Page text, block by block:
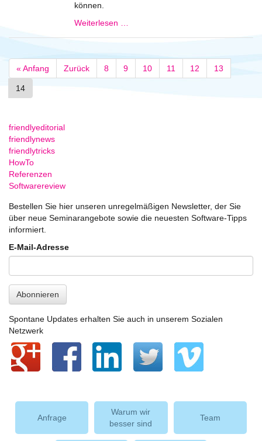
können.
Weiterlesen …
« Anfang Zurück 8 9 10 11 12 13
14
friendlyeditorial
friendlynews
friendlytricks
HowTo
Referenzen
Softwarereview
Bestellen Sie hier unseren unregelmäßigen Newsletter, der Sie
über neue Seminarangebote sowie die neuesten Software-Tipps
informiert.
E-Mail-Adresse
Abonnieren
Spontane Updates erhalten Sie auch in unserem Sozialen
Netzwerk
Anfrage
Warum wir
besser sind
Team